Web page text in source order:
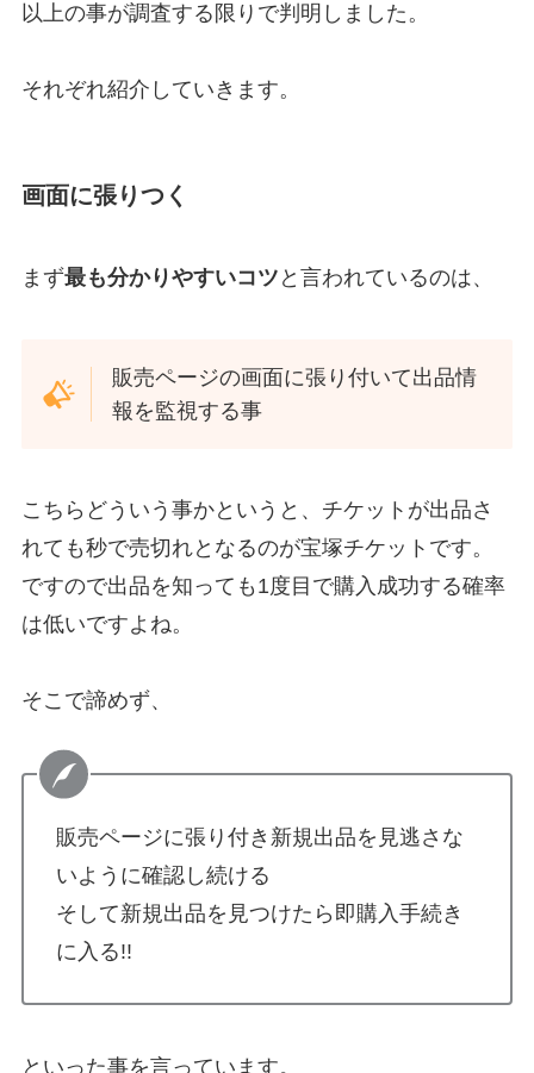
以上の事が調査する限りで判明しました。
それぞれ紹介していきます。
画面に張りつく
まず最も分かりやすいコツ と言われているのは、
販売ページの画面に張り付いて出品情
報を監視する事
こちらどういう事かというと、チケットが出品さ
れても秒で売切れとなるのが宝塚チケットです。
ですので出品を知っても1度目で購入成功する確率
は低いですよね。
そこで諦めず、
販売ページに張り付き新規出品を見逃さな
いように確認し続ける
そして新規出品を見つけたら即購入手続き
に入る!!
といった事を言っています。